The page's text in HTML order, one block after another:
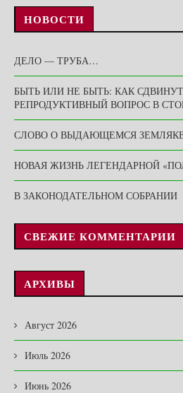
НОВОСТИ
ДЕЛО — ТРУБА…
БЫТЬ ИЛИ НЕ БЫТЬ: КАК
РЕПРОДУКТИВНЫЙ ВОПРОС В
СЛОВО О ВЫДАЮЩЕМСЯ
НОВАЯ ЖИЗНЬ ЛЕГЕНДАРНОЙ
В ЗАКОНОДАТЕЛЬНОМ СОБРАНИИ
СВЕЖИЕ КОММЕНТАРИИ
АРХИВЫ
Август 2026
Июль 2026
Июнь 2026